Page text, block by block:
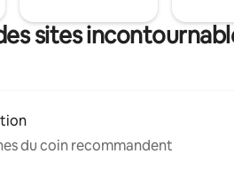
sites
du coin recommandent